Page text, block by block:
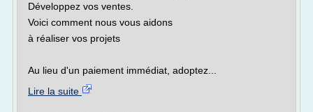
Développez vos ventes.
Voici comment nous vous aidons
à réaliser vos projets
Au lieu d'un paiement immédiat, adoptez...
Lire la suite